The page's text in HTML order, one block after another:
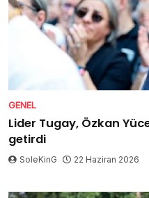
GENEL
Lider Tugay, Özkan
getirdi
SoleKinG 22 Haziran 2026